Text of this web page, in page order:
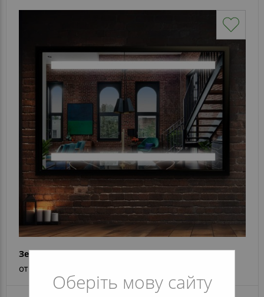
Оберіть мову сайту
Зеркало Natalina Steel
от 8 657 грн